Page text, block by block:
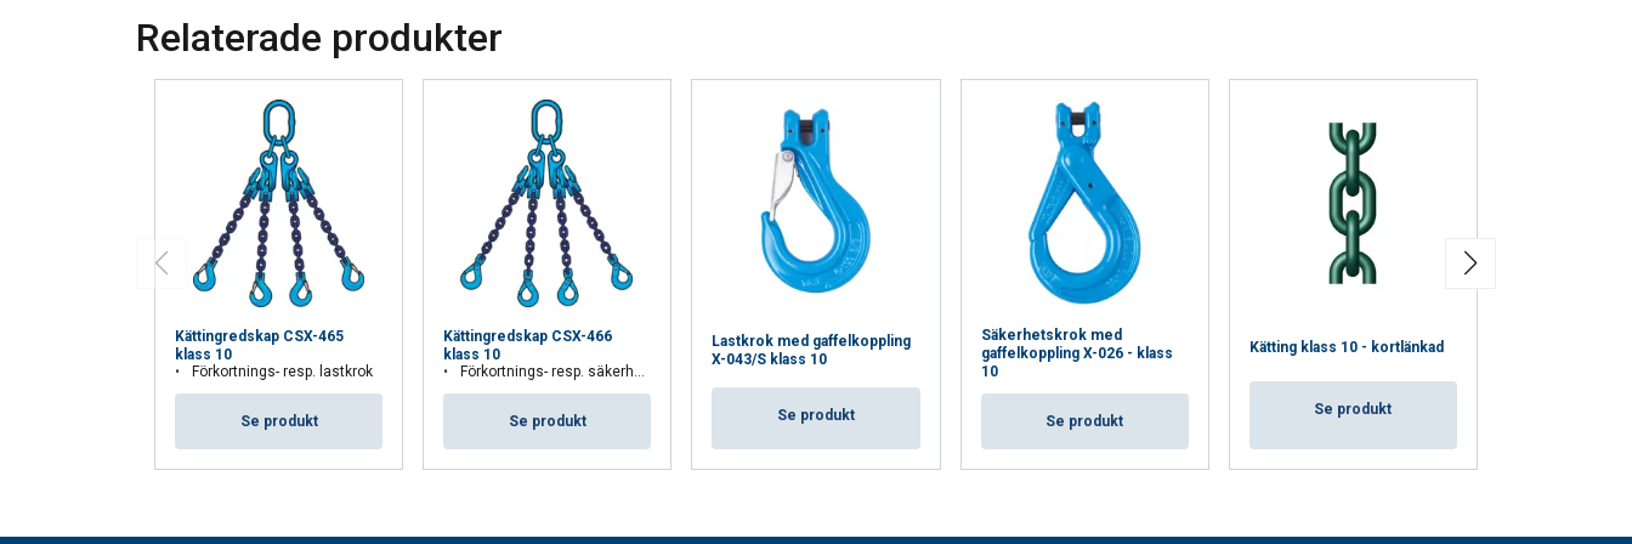
Relaterade produkter
Kättingredskap CSX-465
klass 10
Förkortnings- resp. lastkrok
Se produkt
Kättingredskap CSX-466
klass 10
Förkortnings- resp. säkerhetskrok
Se produkt
Lastkrok med gaffelkoppling
X-043/S klass 10
Se produkt
Säkerhetskrok med
gaffelkoppling X-026 - klass
10
Se produkt
Kätting klass 10 - kortlänkad
Se produkt